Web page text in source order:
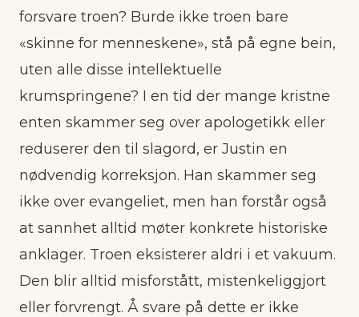
forsvare troen? Burde ikke troen bare
«skinne for menneskene», stå på egne bein,
uten alle disse intellektuelle
krumspringene? I en tid der mange kristne
enten skammer seg over apologetikk eller
reduserer den til slagord, er Justin en
nødvendig korreksjon. Han skammer seg
ikke over evangeliet, men han forstår også
at sannhet alltid møter konkrete historiske
anklager. Troen eksisterer aldri i et vakuum.
Den blir alltid misforstått, mistenkeliggjort
eller forvrengt. Å svare på dette er ikke